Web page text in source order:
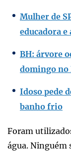
Mulher de
educadora
BH: árvore
domingo no
Idoso pede
banho frio
Foram
água. Ninguém